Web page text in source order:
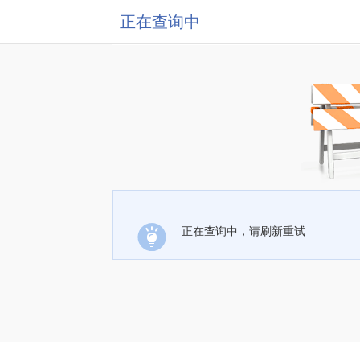
正在查询中
正在查询中，请刷新重试